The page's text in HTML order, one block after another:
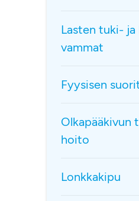
Lasten tuki-
vammat
Fyysisen
Olkapääkivun
hoito
Lonkkakipu